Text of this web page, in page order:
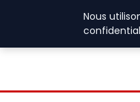
1 août 2026
Nous